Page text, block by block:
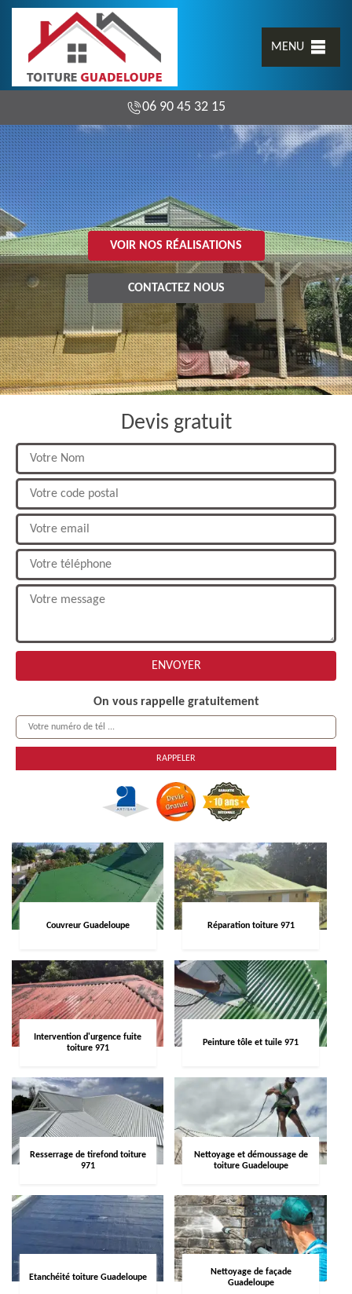
MENU
06 90 45 32 15
VOIR NOS RÉALISATIONS
CONTACTEZ NOUS
Devis gratuit
On vous rappelle gratuitement
Couvreur Guadeloupe Réparation toiture 971
Intervention d'urgence fuite
toiture 971
Peinture tôle et tuile 971
Resserrage de tirefond toiture
971
Nettoyage et démoussage de
toiture Guadeloupe
Etanchéité toiture Guadeloupe
Nettoyage de façade
Guadeloupe